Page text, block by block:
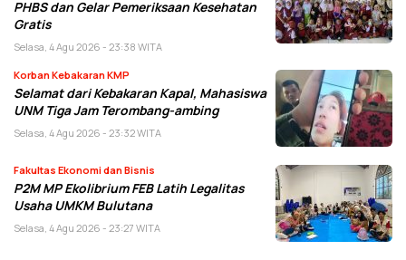
PHBS dan Gelar Pemeriksaan Kesehatan
Gratis
Selasa, 4 Agu 2026 - 23:38 WITA
Korban Kebakaran KMP
Selamat dari Kebakaran Kapal, Mahasiswa
UNM Tiga Jam Terombang-ambing
Selasa, 4 Agu 2026 - 23:32 WITA
Fakultas Ekonomi dan Bisnis
P2M MP Ekolibrium FEB Latih Legalitas
Usaha UMKM Bulutana
Selasa, 4 Agu 2026 - 23:27 WITA